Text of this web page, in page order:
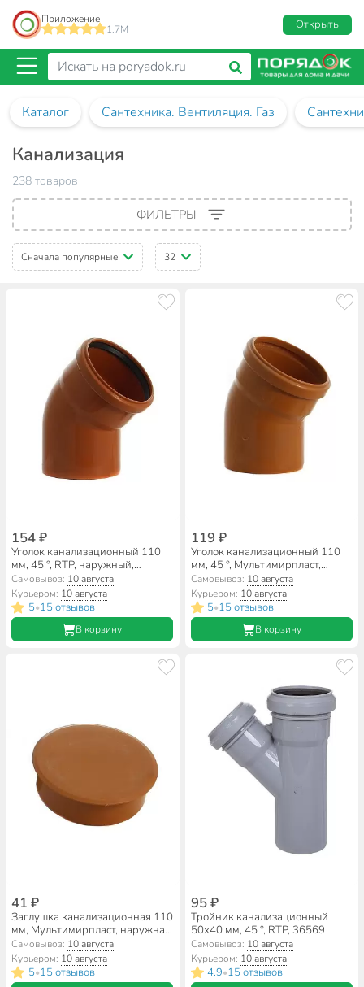
Приложение
1.7M
Открыть
Каталог Сантехника. Вентиляция. Газ
Канализация
238 товаров
ФИЛЬТРЫ
Сначала популярные 32
154 ₽
Уголок канализационный 110
мм, 45 °, RTP, наружный,
рыжий, 36655
Самовывоз: 10 августа
Курьером: 10 августа
5•15 отзывов
В корзину
119 ₽
Уголок канализационный 110
мм, 45 °, Мультимирпласт,
наружный, рыжий, ОТВ НК
110/45 SN2
Самовывоз: 10 августа
Курьером: 10 августа
5•15 отзывов
В корзину
41 ₽
Заглушка канализационная 110
мм, Мультимирпласт, наружная,
рыжая, ЗГЛ НК 110 К
Самовывоз: 10 августа
Курьером: 10 августа
5•15 отзывов
95 ₽
Тройник канализационный
50х40 мм, 45 °, RTP, 36569
Самовывоз: 10 августа
Курьером: 10 августа
4.9•15 отзывов